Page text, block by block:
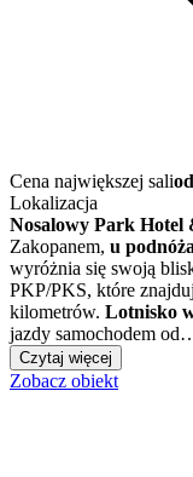
Cena największej sali
Lokalizacja
Nosalowy Park
Zakopanem, u
wyróżnia się swoją
PKP/PKS, które
kilometrów. Lotnisko
jazdy samochodem
Czytaj więcej
Zobacz obiekt